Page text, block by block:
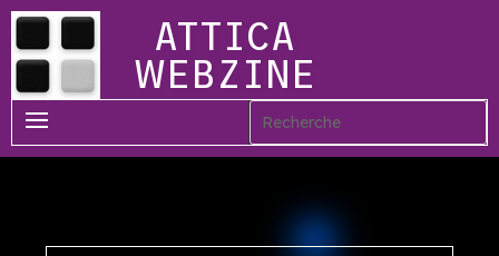
ATTICA
WEBZINE